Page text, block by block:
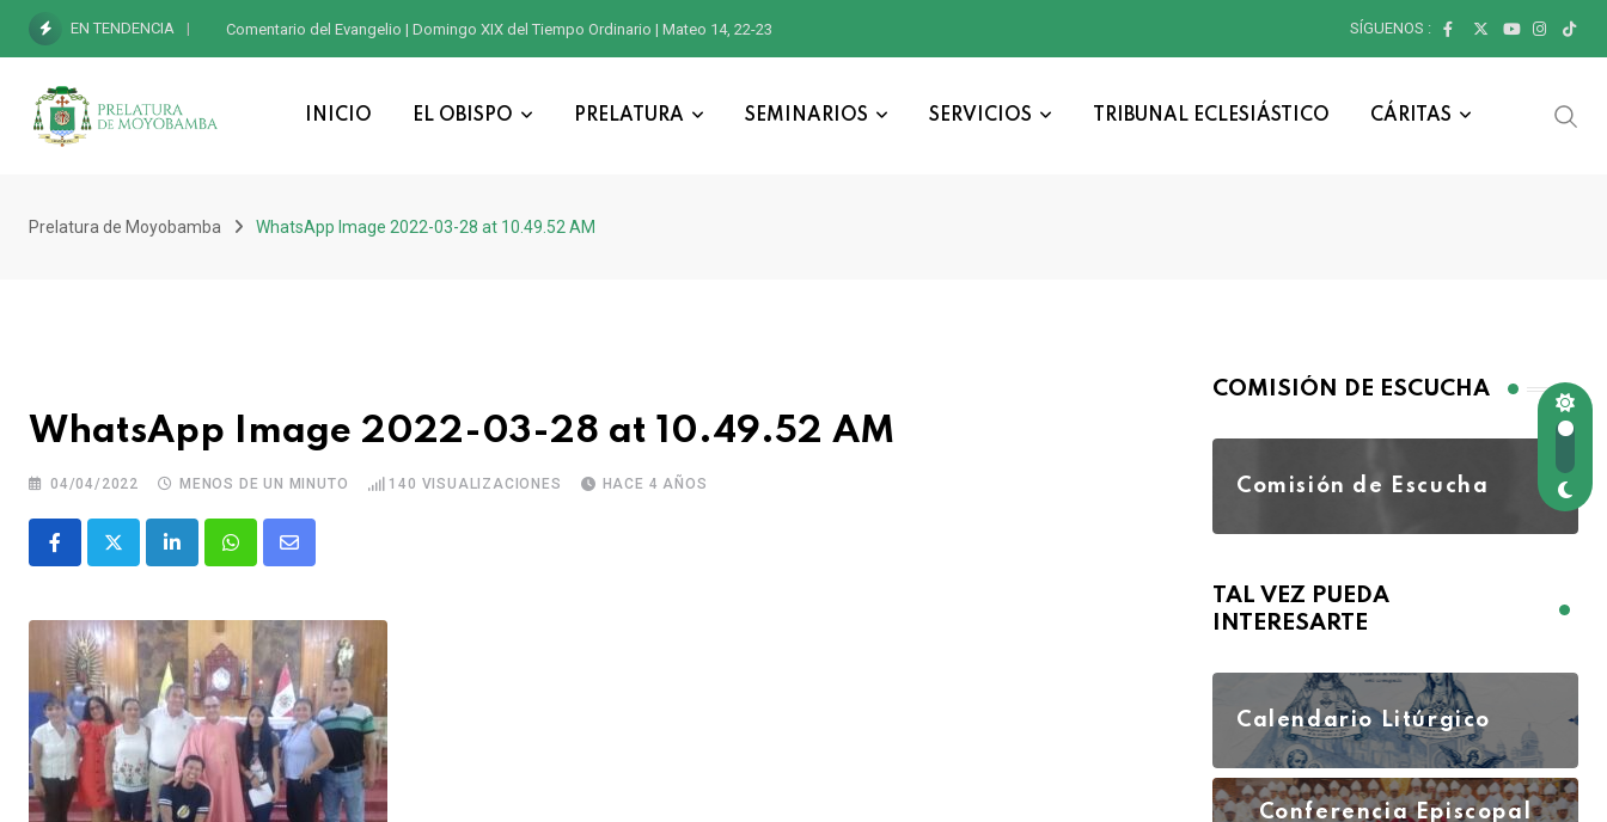
EN TENDENCIA Comentario del Evangelio | Domingo XIX del Tiempo Ordinario | Mateo 14, 22-23 SÍGUENOS :
INICIO EL OBISPO PRELATURA SEMINARIOS SERVICIOS TRIBUNAL ECLESIÁSTICO CÁRITAS
Prelatura de Moyobamba WhatsApp Image 2022-03-28 at 10.49.52 AM
WhatsApp Image 2022-03-28 at 10.49.52 AM
04/04/2022 MENOS DE UN MINUTO 140 VISUALIZACIONES HACE 4 AÑOS
COMISIÓN DE ESCUCHA
Comisión de Escucha
TAL VEZ PUEDA
INTERESARTE
Calendario Litúrgico
Conferencia Episcopal